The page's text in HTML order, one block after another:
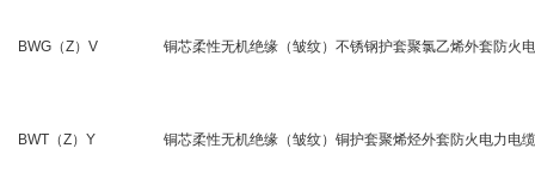
BWG（Z）V 铜芯柔性无机绝缘（皱纹）不锈钢护套聚氯乙烯外套防火
BWT（Z）Y 铜芯柔性无机绝缘（皱纹）铜护套聚烯烃外套防火电力电缆